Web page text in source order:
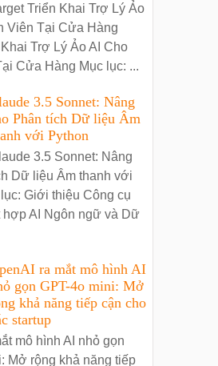
Triển Khai Trợ Lý Ảo
Viên Tại Cửa Hàng
Trợ Lý Ảo AI Cho
Cửa Hàng Mục lục: ...
3.5 Sonnet: Nâng
Phân tích Dữ liệu Âm
với Python
3.5 Sonnet: Nâng
Dữ liệu Âm thanh với
Giới thiệu Công cụ
hợp AI Ngôn ngữ và Dữ
ra mắt mô hình AI
gọn GPT-4o mini: Mở
khả năng tiếp cận cho
startup
mô hình AI nhỏ gọn
Mở rộng khả năng tiếp